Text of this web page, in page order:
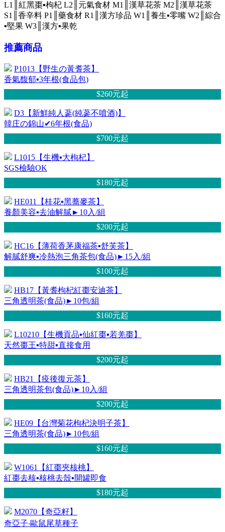
L1║紅黑棗▪枸杞 L2║元氣食材 M1║漢草花茶 M2║漢草花茶
S1║香辛料 P1║藥食材 R1║漢方珍品 W1║養生▪零嘴 W2║綜合
▪堅果 W3║漢方▪果乾
推薦商品
P1013【野生の黃耆茶】
香氣馥郁▪3年根(食品包)
$260元起
D3【新鮮純人蔘(純蔘不噴酒)】
韓庄の錦山✔6年根(食品)
$700元起
L1015【生機▪大枸杞】
SGS檢驗OK
$180元起
HE011【桂花▪黑蕎麥茶】
養顏美容▪去油解膩►10入/組
$200元起
HC16【薄荷香茅康福茶▪舒芙茶】
解膩舒爽▪冷熱泡三角茶包(食品)►15入/組
$100元起
HB17【黃耆枸杞紅棗安迪茶】
三角透明茶(食品)►10包/組
$160元起
L10210【生機貢品▪仙紅棗▪若羌棗】
天然棗王▪特甜▪直接食用
$200元起
HB21【疫後復元茶】
三角透明茶包(食品)►10入/組
$200元起
HE09【台灣菊花枸杞決明子茶】
三角透明茶(食品)►10包/組
$160元起
W1061【紅棗夾核桃】
紅棗去核▪核桃去殼▪開罐即食
$180元起
M2070【奇亞籽】
奇亞子‧歐鼠尾草種子